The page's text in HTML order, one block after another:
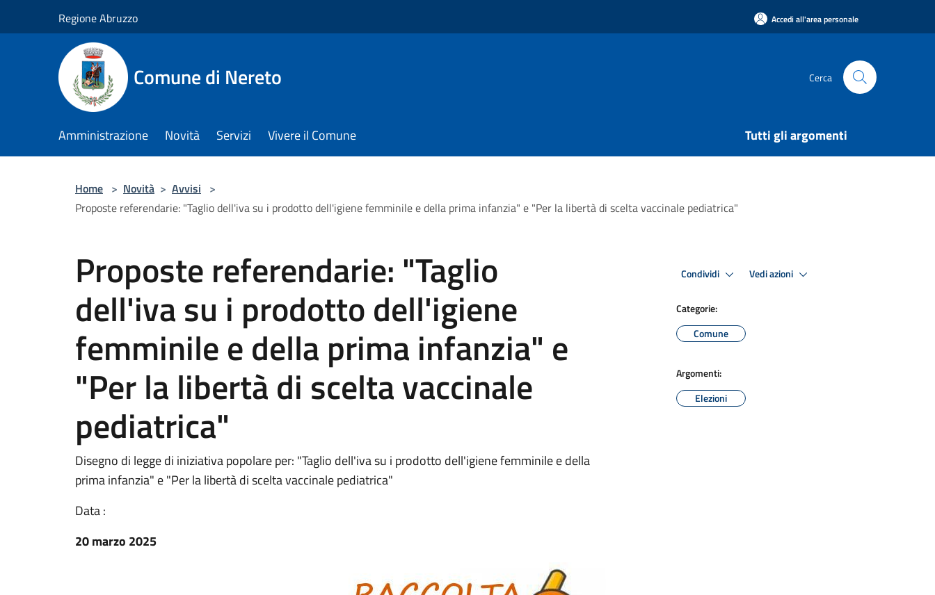
Regione Abruzzo Accedi all'area personale
Comune di Nereto Cerca
Amministrazione Novità Servizi Vivere il Comune Tutti gli argomenti
Home > Novità > Avvisi >
Proposte referendarie: "Taglio dell'iva su i prodotto dell'igiene femminile e della prima infanzia" e "Per la libertà di scelta vaccinale pediatrica"
Proposte referendarie: "Taglio
dell'iva su i prodotto dell'igiene
femminile e della prima infanzia" e
"Per la libertà di scelta vaccinale
pediatrica"
Disegno di legge di iniziativa popolare per: "Taglio dell'iva su i prodotto dell'igiene femminile e della
prima infanzia" e "Per la libertà di scelta vaccinale pediatrica"
Data :
20 marzo 2025
Condividi Vedi azioni
Categorie:
Comune
Argomenti:
Elezioni